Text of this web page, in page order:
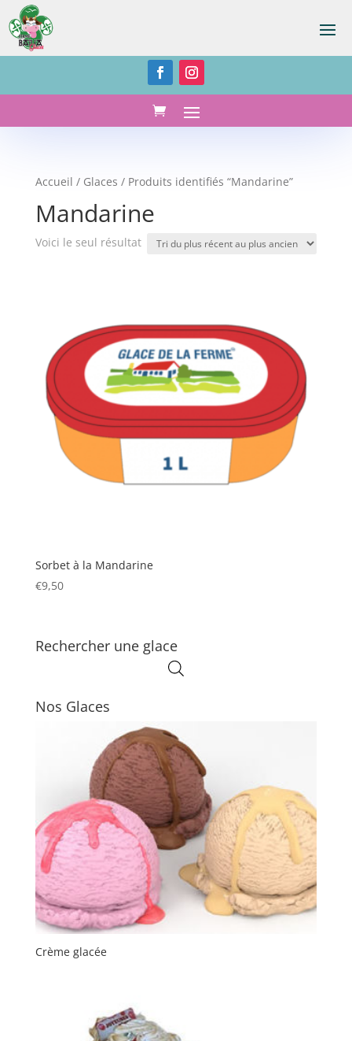
Accueil / Glaces / Produits identifiés “Mandarine”
Mandarine
Voici le seul résultat
Sorbet à la Mandarine
€9,50
Rechercher une glace
Nos Glaces
Crème glacée